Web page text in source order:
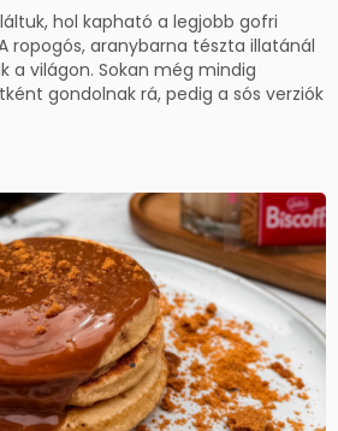
hol kapható a legjobb gofri
ropogós, aranybarna tészta illatánál
a világon. Sokan még mindig
gondolnak rá, pedig a sós verziók